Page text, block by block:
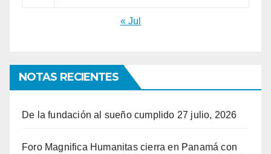
« Jul
NOTAS RECIENTES
De la fundación al sueño cumplido 27 julio, 2026
Foro Magnifica Humanitas cierra en Panamá con